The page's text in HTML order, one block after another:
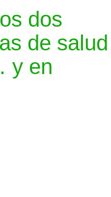
dos
de salud
y en